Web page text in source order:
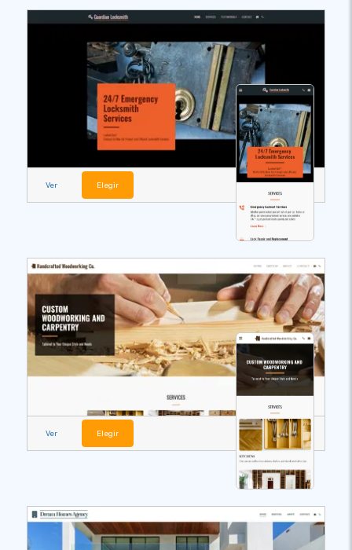
Ver Elegir
Ver Elegir